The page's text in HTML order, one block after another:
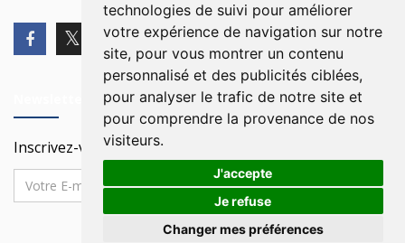
technologies de suivi pour améliorer
votre expérience de navigation sur notre
site, pour vous montrer un contenu
personnalisé et des publicités ciblées,
pour analyser le trafic de notre site et
pour comprendre la provenance de nos
visiteurs.
J'accepte
Je refuse
Changer mes préférences
Inscrivez-vous à notre Newsletter